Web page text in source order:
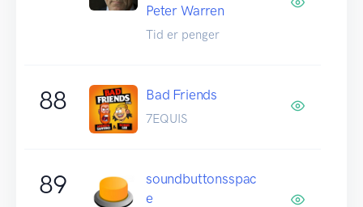
Peter Warren
Tid er penger
88 Bad Friends
7EQUIS
89
soundbuttonsspac
e